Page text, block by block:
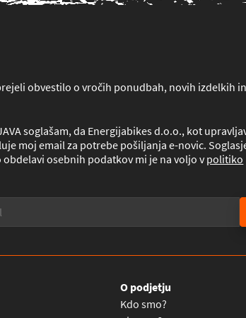
obvestilo o vročih ponudbah, novih izdelkih
soglašam, da Energijabikes d.o.o., kot
moj email za potrebe pošiljanja e-novic.
obdelavi osebnih podatkov mi je na voljo vpolitiko
O podjetju
Kdo smo?